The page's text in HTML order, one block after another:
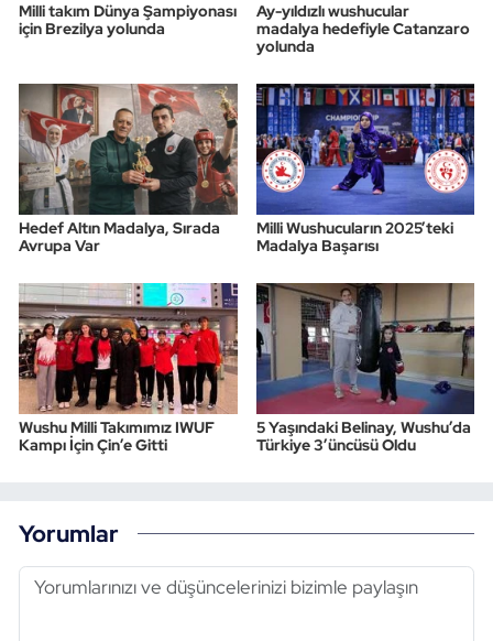
Milli takım Dünya Şampiyonası
için Brezilya yolunda
Ay-yıldızlı wushucular
madalya hedefiyle Catanzaro
yolunda
Hedef Altın Madalya, Sırada
Avrupa Var
Milli Wushucuların 2025’teki
Madalya Başarısı
Wushu Milli Takımımız IWUF
Kampı İçin Çin’e Gitti
5 Yaşındaki Belinay, Wushu’da
Türkiye 3’üncüsü Oldu
Yorumlar